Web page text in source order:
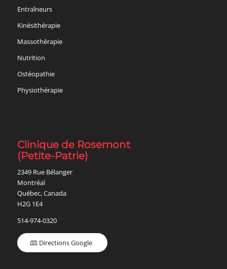
Entraîneurs
Kinésithérapie
Massothérapie
Nutrition
Ostéopathie
Physiothérapie
Clinique de Rosemont
(Petite-Patrie)
2349 Rue Bélanger
Montréal
Québec, Canada
H2G 1E4
514-974-0320
Directions Google